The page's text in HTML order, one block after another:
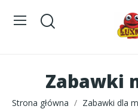
Zabawki
Strona główna Zabawki dla